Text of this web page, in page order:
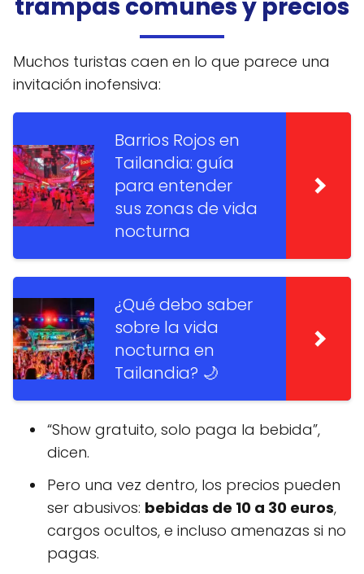
trampas comunes y precios
Muchos turistas caen en lo que parece una
invitación inofensiva:
Barrios Rojos en
Tailandia: guía
para entender
sus zonas de vida
nocturna
¿Qué debo saber
sobre la vida
nocturna en
Tailandia? 🌙
“Show gratuito, solo paga la bebida”,
dicen.
Pero una vez dentro, los precios pueden
ser abusivos: bebidas de 10 a 30 euros,
cargos ocultos, e incluso amenazas si no
pagas.